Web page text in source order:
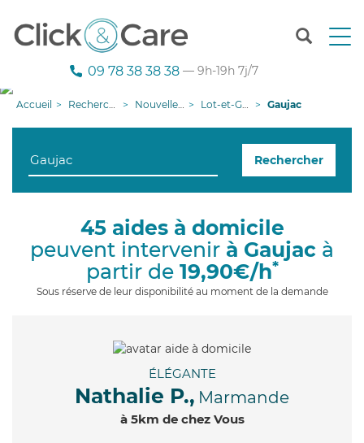
T
n
g
09 78 38 38 38 — 9h-19h 7j/7
Accueil Recherche aide à domicile Nouvelle-Aquitaine Lot-et-Garonne Gaujac
Rechercher
45 aides à domicile
peuvent intervenir à Gaujac à
partir de 19,90€/h*
Sous réserve de leur disponibilité au moment de la demande
ÉLÉGANTE
Nathalie P., Marmande
à 5km de chez Vous